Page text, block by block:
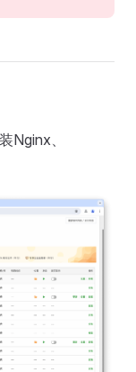
Nginx、